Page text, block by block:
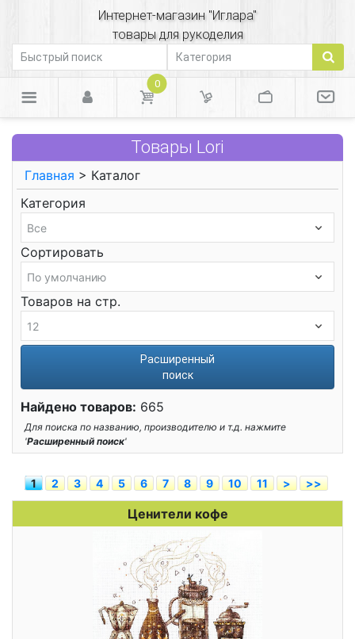
Интернет-магазин "Иглара"
товары для рукоделия
0
Товары Lori
Главная > Каталог
Категория
Сортировать
Товаров на стр.
Расширенный
поиск
Найдено товаров: 665
Для поиска по названию, производителю и т.д. нажмите
'Расширенный поиск'
1 2 3 4 5 6 7 8 9 10 11 > >>
Ценители кофе